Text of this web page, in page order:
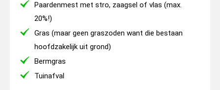
Paardenmest met stro, zaagsel of vlas (max.
20%!)
Gras (maar geen graszoden want die bestaan
hoofdzakelijk uit grond)
Bermgras
Tuinafval